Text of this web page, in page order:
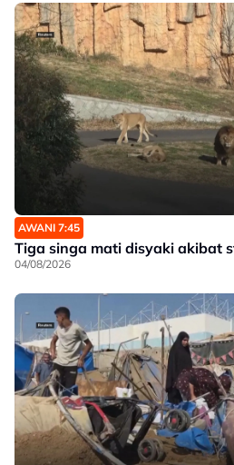
AWANI 7:45
Tiga singa mati disyaki akibat
04/08/2026